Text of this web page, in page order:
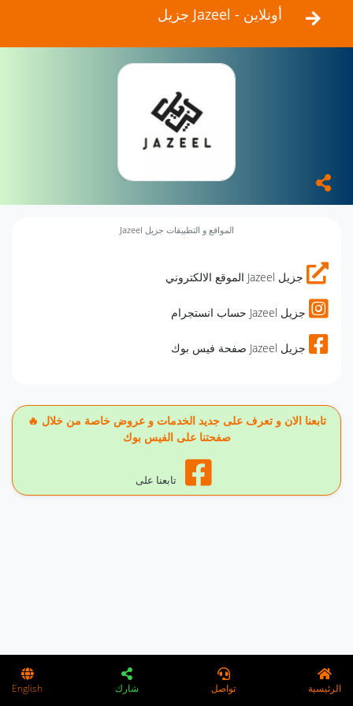
جزيل Jazeel - أونلاين
المواقع و التطبيقات جزيل Jazeel
جزيل Jazeel الموقع الالكتروني
جزيل Jazeel حساب انستجرام
جزيل Jazeel صفحة فيس بوك
🔥 تابعنا الان و تعرف على جديد الخدمات و عروض خاصة من خلال
صفحتنا على الفيس بوك
تابعنا على
الرئيسية تواصل شارك English